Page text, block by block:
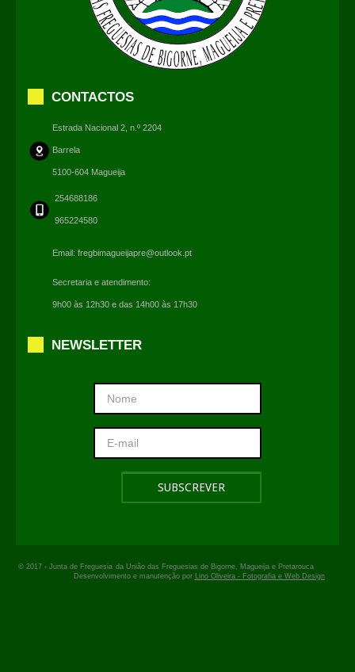
CONTACTOS
Estrada Nacional 2, n.º 2204
Barrela
5100-604 Magueija
254688186
965224580
Email: fregbimagueijapre@outlook.pt
Secretaria e atendimento:
9h00 às 12h30 e das 14h00 às 17h30
NEWSLETTER
© 2017 - Junta de Freguesia da União das Freguesias de Bigorne, Magueija e Pretarouca
Desenvolvimento e manutenção por
Lino Oliveira - Fotografia e Web Design